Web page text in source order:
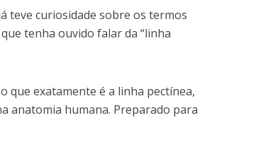
teve curiosidade sobre os termos
tenha ouvido falar da “linha
que exatamente é a linha pectínea,
anatomia humana. Preparado para